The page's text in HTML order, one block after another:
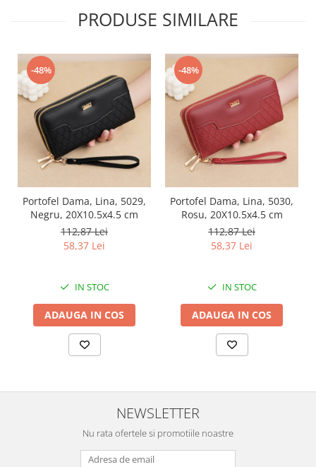
PRODUSE SIMILARE
-48%
Portofel Dama, Lina, 5029,
Negru, 20X10.5x4.5 cm
112,87 Lei
58,37 Lei
IN STOC
ADAUGA IN COS
-48%
Portofel Dama, Lina, 5030,
Rosu, 20X10.5x4.5 cm
112,87 Lei
58,37 Lei
IN STOC
ADAUGA IN COS
NEWSLETTER
Nu rata ofertele si promotiile noastre